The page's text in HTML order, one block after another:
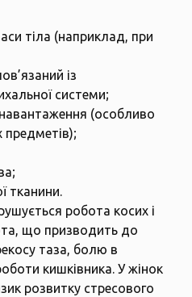
тіла (наприклад, при
із
системи;
(особливо
предметів);
тканини.
робота косих і
що призводить до
таза, болю в
кишківника. У жінок
розвитку стресового